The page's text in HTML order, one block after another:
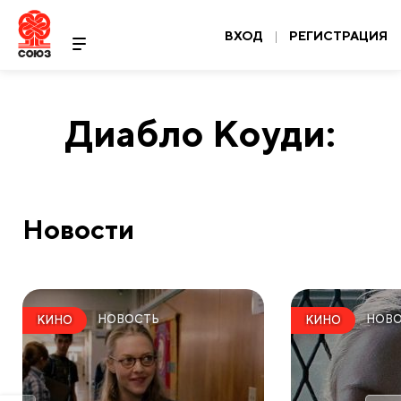
ВХОД | РЕГИСТРАЦИЯ
Диабло Коуди:
Новости
КИНО НОВОСТЬ КИНО